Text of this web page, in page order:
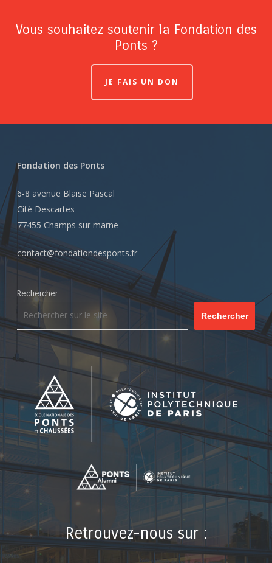
Vous souhaitez soutenir la Fondation des
Ponts ?
JE FAIS UN DON
Fondation des Ponts
6-8 avenue Blaise Pascal
Cité Descartes
77455 Champs sur marne
contact@fondationdesponts.fr
Rechercher
Rechercher
Retrouvez-nous sur :